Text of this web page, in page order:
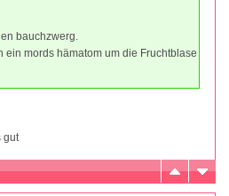
bauchzwerg.
ein mords hämatom um die Fruchtblase
gut